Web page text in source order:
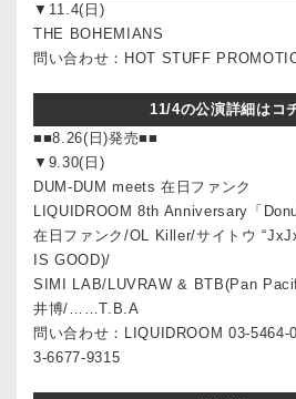
▼11.4(日)
THE BOHEMIANS
問い合わせ：HOT STUFF
11/4の公演詳細はコ
■■8.26(日)発売■■
▼9.30(日)
DUM-DUM meets 在日ファンク
LIQUIDROOM 8th Anniversary「
在日ファンク/OL Killer/サイトウ
IS GOOD)/
SIMI LAB/LUVRAW & BTB(Pan
井博/……T.B.A
問い合わせ：LIQUIDROOM 03-
3-6677-9315